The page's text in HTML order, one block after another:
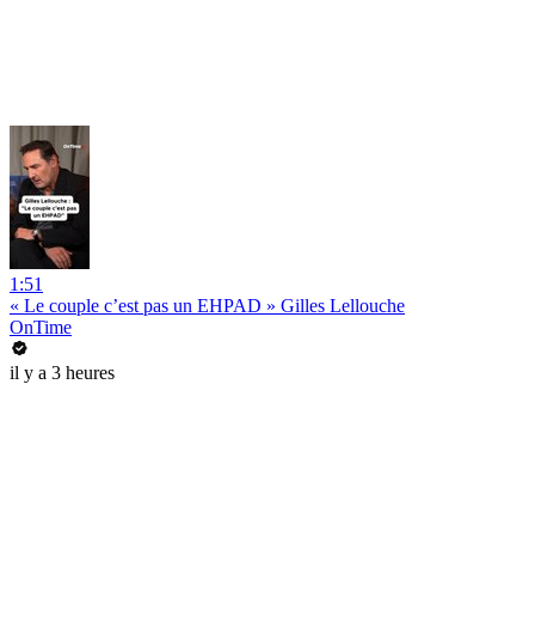
1:51
« Le couple c’est pas un EHPAD » Gilles Lellouche
OnTime
il y a 3 heures